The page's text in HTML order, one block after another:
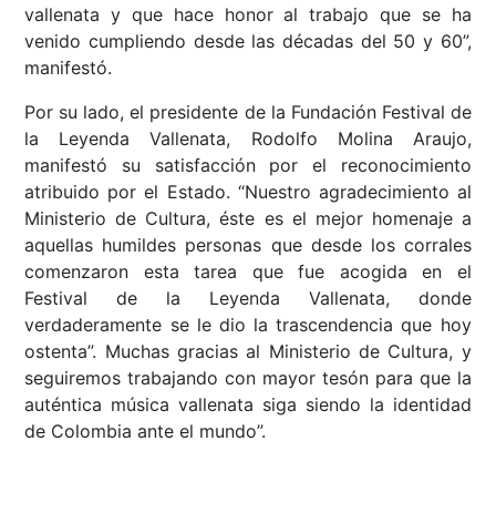
vallenata y que hace honor al trabajo que se ha
venido cumpliendo desde las décadas del 50 y 60”,
manifestó.
Por su lado, el presidente de la Fundación Festival de
la Leyenda Vallenata, Rodolfo Molina Araujo,
manifestó su satisfacción por el reconocimiento
atribuido por el Estado. “Nuestro agradecimiento al
Ministerio de Cultura, éste es el mejor homenaje a
aquellas humildes personas que desde los corrales
comenzaron esta tarea que fue acogida en el
Festival de la Leyenda Vallenata, donde
verdaderamente se le dio la trascendencia que hoy
ostenta”. Muchas gracias al Ministerio de Cultura, y
seguiremos trabajando con mayor tesón para que la
auténtica música vallenata siga siendo la identidad
de Colombia ante el mundo”.